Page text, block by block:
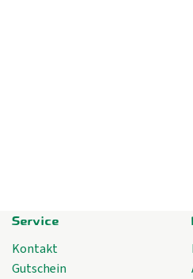
hinzufügen
Service
Kontakt
Gutschein